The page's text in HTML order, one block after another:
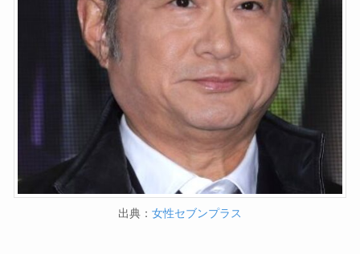
出典： 女性セブンプラス